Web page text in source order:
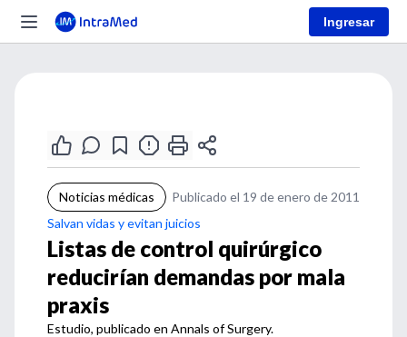
Ingresar
Noticias médicas
Publicado el 19 de enero de 2011
Salvan vidas y evitan juicios
Listas de control quirúrgico
reducirían demandas por mala
praxis
Estudio, publicado en Annals of Surgery.